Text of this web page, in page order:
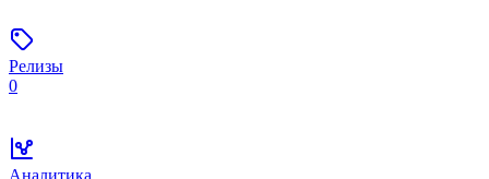
Релизы
0
Аналитика